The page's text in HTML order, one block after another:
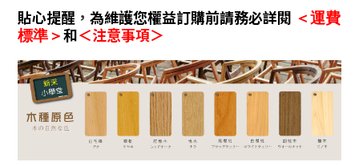
貼心提醒 ， 為維護您權益訂購前請務必詳閱 ＜運費
標準＞和＜注意事項＞